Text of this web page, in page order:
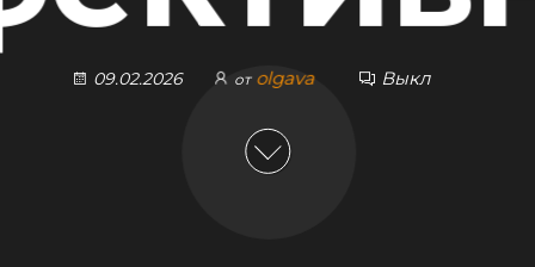
09.02.2026 от olgava Выкл